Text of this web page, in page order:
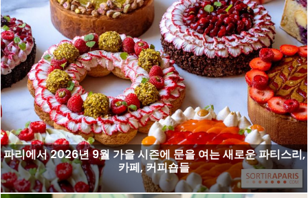
파리에서 2026년 9월 가을 시즌에 문을 여는 새로운 파티스리,
카페, 커피숍들